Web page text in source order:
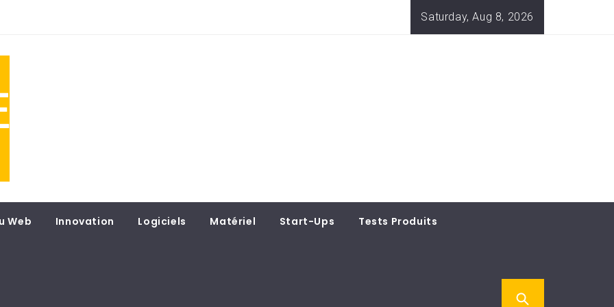
Saturday, Aug 8, 2026
Web Innovation Logiciels Matériel Start-Ups Tests Produits